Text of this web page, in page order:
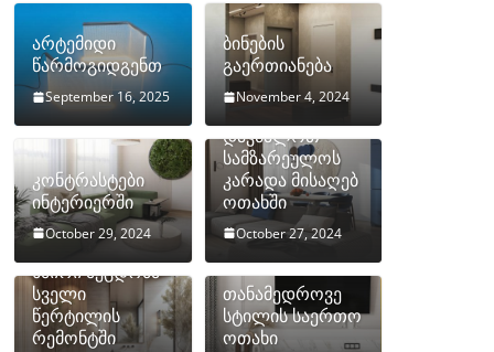
არტემიდი
წარმოგიდგენთ
September 16, 2025
ბინების
გაერთიანება
November 4, 2024
კონტრასტები
ინტერიერში
October 29, 2024
როგორ
დავმალოთ
სამზარეულოს
კარადა მისაღებ
ოთახში
October 27, 2024
ხშირი შეცდომა
სველი
წერტილის
რემონტში
თანამედროვე
სტილის საერთო
ოთახი